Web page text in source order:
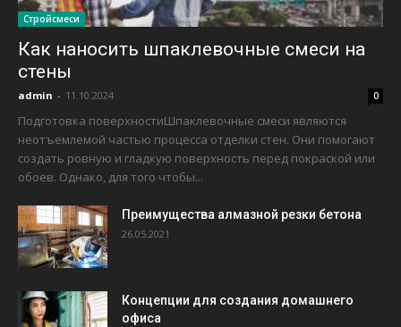
Стройсмеси
Как наносить шпаклевочные смеси на
стены
admin - 11.10.2024 0
Подготовка поверхностиШпаклевочные смеси являются
неотъемлемой частью процесса отделки стен. Они помогают
создать ровную и гладкую поверхность перед покраской или
обоев. Однако, для того чтобы...
Преимущества алмазной резки бетона
26.05.2021
Концепции для создания домашнего
офиса